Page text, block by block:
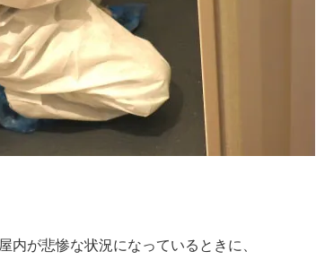
が悲惨な状況になっているときに、